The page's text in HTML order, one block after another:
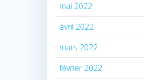
mai 2022
avril 2022
mars 2022
février 2022